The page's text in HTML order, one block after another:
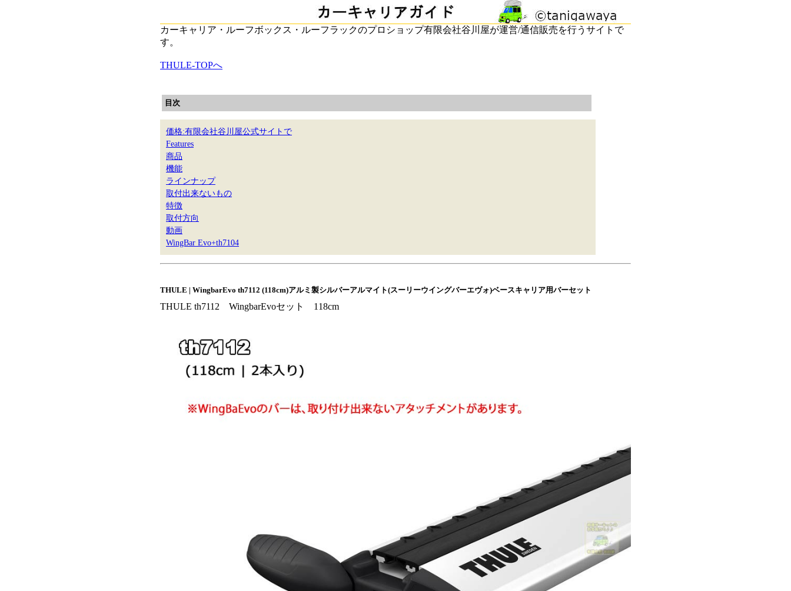
カーキャリア・ルーフボックス・ルーフラックのプロショップ有限会社谷川屋が運営/通信販売を行うサイトで
す。
THULE-TOPへ
目次
価格:有限会社谷川屋公式サイトで
Features
商品
機能
ラインナップ
取付出来ないもの
特徴
取付方向
動画
WingBar Evo+th7104
THULE | WingbarEvo th7112 (118cm)アルミ製シルバーアルマイト(スーリーウイングバーエヴォ)ベースキャリア用バーセット
THULE th7112 WingbarEvoセット 118cm